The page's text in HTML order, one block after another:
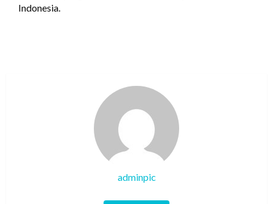
Indonesia.
adminpic